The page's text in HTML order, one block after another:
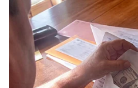
Thể thao
Bóng đá
Lịch thi đấu bóng đá
Thế giới thể thao
eSports